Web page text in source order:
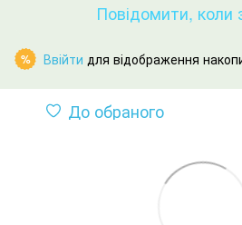
Повідомити, коли
% Ввійти для відображення
До обраного